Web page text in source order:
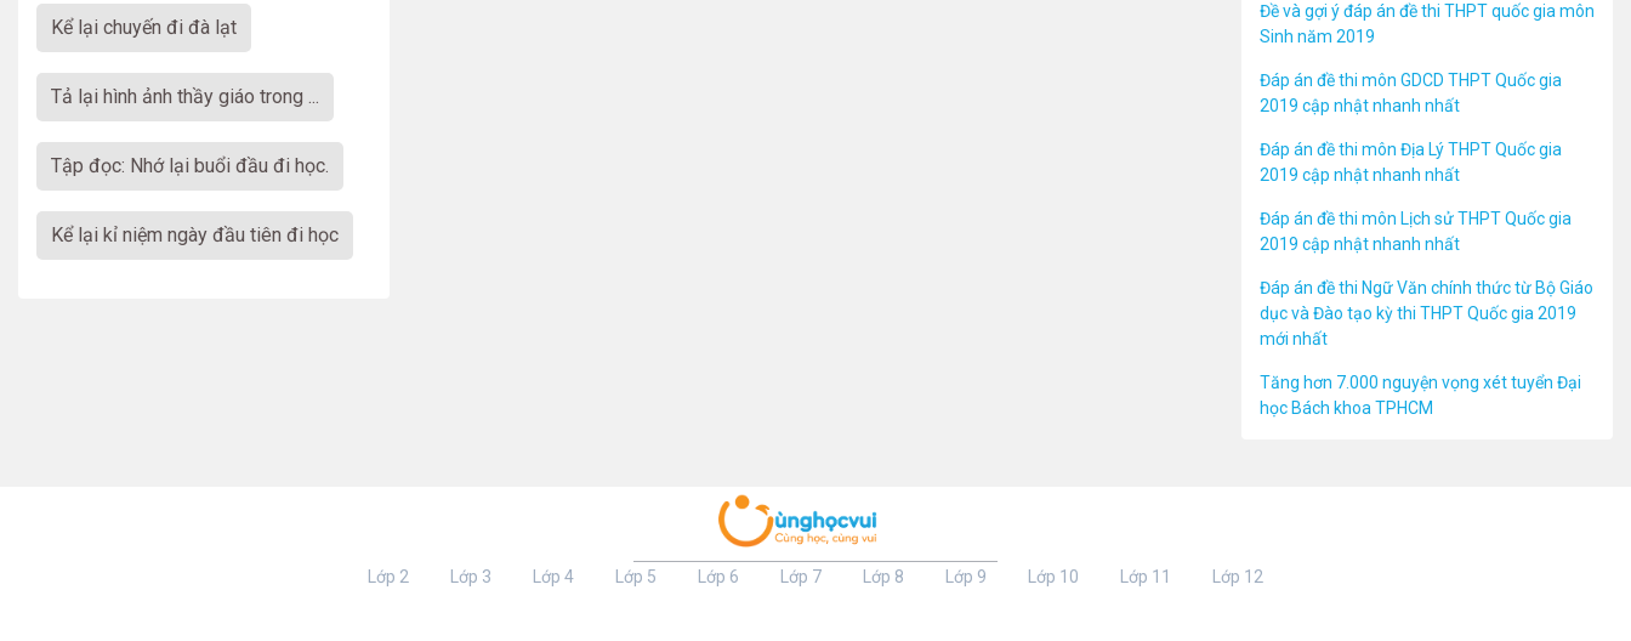
kể lại chuyến đi đà lạt
tả lại hình ảnh thầy giáo trong ...
Tập đọc: Nhớ lại buổi đầu đi học.
Kể lại kỉ niệm ngày đầu tiên đi học
Đề và gợi ý đáp án đề thi THPT quốc gia môn
Sinh năm 2019
Đáp án đề thi môn GDCD THPT Quốc gia
2019 cập nhật nhanh nhất
Đáp án đề thi môn Địa Lý THPT Quốc gia
2019 cập nhật nhanh nhất
Đáp án đề thi môn Lịch sử THPT Quốc gia
2019 cập nhật nhanh nhất
Đáp án đề thi Ngữ Văn chính thức từ Bộ Giáo
dục và Đào tạo kỳ thi THPT Quốc gia 2019
mới nhất
Tăng hơn 7.000 nguyện vọng xét tuyển Đại
học Bách khoa TPHCM
Lớp 2 Lớp 3 Lớp 4 Lớp 5 Lớp 6 Lớp 7 Lớp 8 Lớp 9 Lớp 10 Lớp 11 Lớp 12